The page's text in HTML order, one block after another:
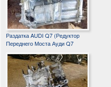
Раздатка AUDI Q7 (Редуктор
Переднего Моста Ауди Q7